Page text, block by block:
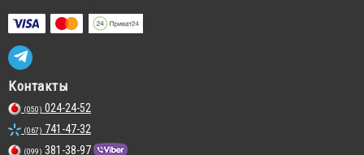
Контакты
(050) 024-24-52
(067) 741-47-32
(099) 381-38-97